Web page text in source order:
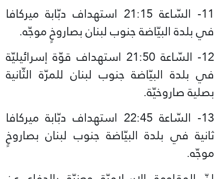
11- السّاعة 21:15 استهداف دبّابة ميركافا
في بلدة البيّاضة جنوب لبنان بصاروخٍ موجّه.
12- السّاعة 21:50 استهداف قوّة إسرائيليّة
في بلدة البيّاضة جنوب لبنان للمرّة الثّانية
بصلية صاروخيّة.
13- السّاعة 22:45 استهداف دبّابة ميركافا
ثانية في بلدة البيّاضة جنوب لبنان بصاروخٍ
موجّه.